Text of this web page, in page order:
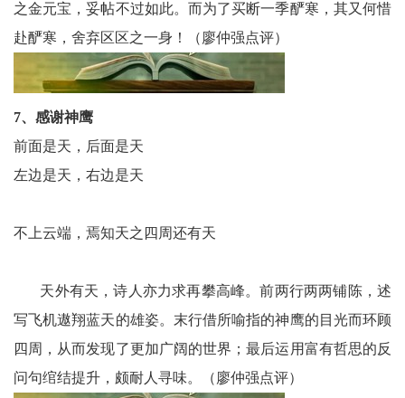
之金元宝，妥帖不过如此。而为了买断一季酽寒，其又何惜
赴酽寒，舍弃区区之一身！（廖仲强点评）
7、感谢神鹰
前面是天，后面是天
左边是天，右边是天
不上云端，焉知天之四周还有天
天外有天，诗人亦力求再攀高峰。前两行两两铺陈，述
写飞机遨翔蓝天的雄姿。末行借所喻指的神鹰的目光而环顾
四周，从而发现了更加广阔的世界；最后运用富有哲思的反
问句绾结提升，颇耐人寻味。（廖仲强点评）